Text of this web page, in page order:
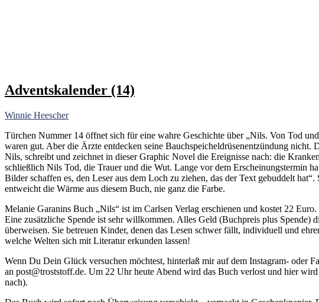
Adventskalender (14)
Winnie Heescher
Türchen Nummer 14 öffnet sich für eine wahre Geschichte über „Nils. Von Tod
waren gut. Aber die Ärzte entdecken seine Bauchspeicheldrüsenentzündung
Nils, schreibt und zeichnet in dieser Graphic Novel die Ereignisse nach: die
schließlich Nils Tod, die Trauer und die Wut. Lange vor dem Erscheinungstermin
Bilder schaffen es, den Leser aus dem Loch zu ziehen, das der Text gebuddelt
entweicht die Wärme aus diesem Buch, nie ganz die Farbe.
Melanie Garanins Buch „Nils“ ist im Carlsen Verlag erschienen und kostet 22
Eine zusätzliche Spende ist sehr willkommen. Alles Geld (Buchpreis plus
überweisen. Sie betreuen Kinder, denen das Lesen schwer fällt, individuell und
welche Welten sich mit Literatur erkunden lassen!
Wenn Du Dein Glück versuchen möchtest, hinterlaß mir auf dem Instagram-
an post@troststoff.de. Um 22 Uhr heute Abend wird das Buch verlost und hier
nach).